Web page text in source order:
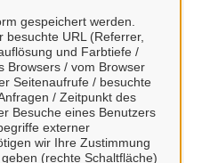
gespeichert werden.
URL (Referrer,
und Farbtiefe /
Browsers / vom Browser
Seitenaufrufe / besuchte
/ Zeitpunkt des
Besuche eines Benutzers
externer
wir Ihre Zustimmung
(rechte Schaltfläche)